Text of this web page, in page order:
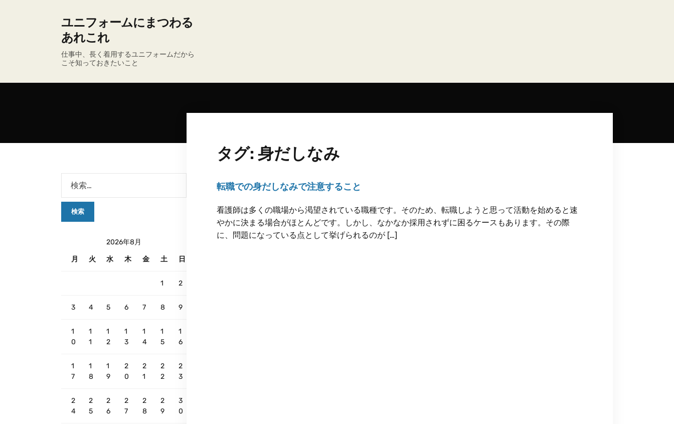
ユニフォームにまつわる
あれこれ
仕事中、長く着用するユニフォームだから
こそ知っておきたいこと
タグ: 身だしなみ
転職での身だしなみで注意すること
看護師は多くの職場から渇望されている職種です。そのため、転職しようと思って活動を始めると速
やかに決まる場合がほとんどです。しかし、なかなか採用されずに困るケースもあります。その際
に、問題になっている点として挙げられるのが […]
2026年8月
月
火 水 木 金 土 日
1 2
3 4 5 6 7 8 9
1
0
1
1
1
2
1
3
1
4
1
5
1
6
1
7
1
8
1
9
2
0
2
1
2
2
2
3
2
4
2
5
2
6
2
7
2
8
2
9
3
0